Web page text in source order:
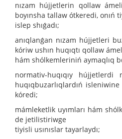
nızam hújjetlerin qollaw
boyınsha tallaw ótkeredi, onıń
islep shıǵadı;
anıqlanǵan nızam hújjetleri
kóriw ushın huqıqtı qollaw
hám shólkemleriniń aymaqlıq
normativ-huqıqıy hújjetlerdi
huqıqbuzarlıqlardıń
kóredi;
mámleketlik uyımları hám
de jetilistiriwge
tiyisli usınıslar tayarlaydı;